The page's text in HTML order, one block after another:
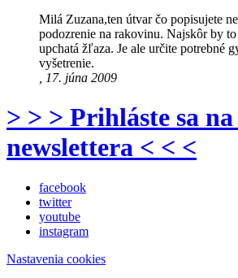
Milá Zuzana,ten útvar čo popisujete
podozrenie na rakovinu. Najskôr by
upchatá žľaza. Je ale určite potrebné
vyšetrenie.
, 17. júna 2009
> > > Prihláste sa
newslettera < < <
facebook
twitter
youtube
instagram
Nastavenia cookies